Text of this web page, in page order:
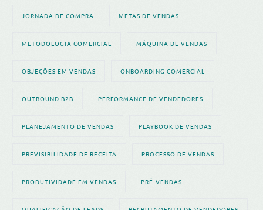
JORNADA DE COMPRA METAS DE VENDAS
METODOLOGIA COMERCIAL MÁQUINA DE VENDAS
OBJEÇÕES EM VENDAS ONBOARDING COMERCIAL
OUTBOUND B2B PERFORMANCE DE VENDEDORES
PLANEJAMENTO DE VENDAS PLAYBOOK DE VENDAS
PREVISIBILIDADE DE RECEITA PROCESSO DE VENDAS
PRODUTIVIDADE EM VENDAS PRÉ-VENDAS